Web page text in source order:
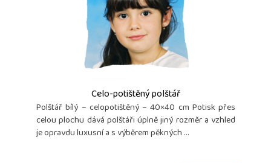
Celo-potištěný polštář
Polštář bílý – celopotištěný – 40×40 cm Potisk přes
celou plochu dává polštáři úplně jiný rozměr a vzhled
je opravdu luxusní a s výběrem pěkných ...